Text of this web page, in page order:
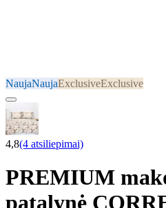
NaujaNaujaExclusiveExclusive
4,8(4 atsiliepimai)
PREMIUM
patalynė